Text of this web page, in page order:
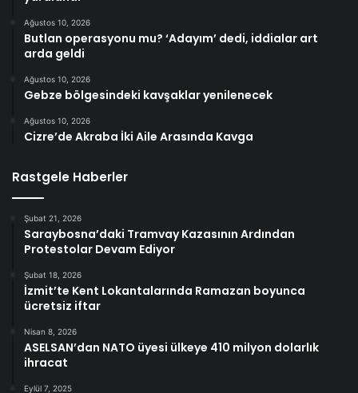
Ağustos 10, 2026
Butlan operasyonu mu? ‘Adayım’ dedi, iddialar art
arda geldi
Ağustos 10, 2026
Gebze bölgesindeki kavşaklar yenilenecek
Ağustos 10, 2026
Cizre’de Akraba İki Aile Arasında Kavga
Rastgele Haberler
Şubat 21, 2026
Saraybosna’daki Tramvay Kazasının Ardından
Protestolar Devam Ediyor
Şubat 18, 2026
İzmit’te Kent Lokantalarında Ramazan boyunca
ücretsiz iftar
Nisan 8, 2026
ASELSAN’dan NATO üyesi ülkeye 410 milyon dolarlık
ihracat
Eylül 7, 2025